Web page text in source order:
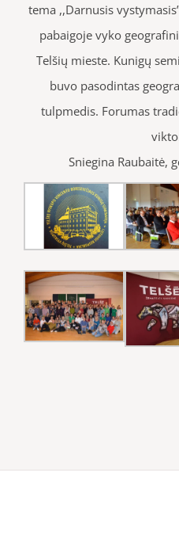
tema ,,Darnusis
pabaigoje vyko
Telšių mieste. Kunigų
buvo pasodintas
tulpmedis. Forumas
Sniegina Raubaitė,